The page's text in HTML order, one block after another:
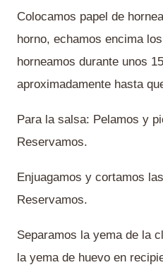
Colocamos papel de
horno, echamos encima
horneamos durante unos
aproximadamente hasta
Para la salsa: Pelamos y
Reservamos.
Enjuagamos y cortamos
Reservamos.
Separamos la yema de la
la yema de huevo en